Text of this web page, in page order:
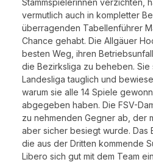
vermutlich auch in kompletter
überragenden Tabellenführer
Chance gehabt. Die Allgäuer
besten Weg, ihren
die Bezirksliga zu beheben. Sie
Landesliga tauglich und
warum sie alle 14 Spiele
abgegeben haben. Die FSV-
zu nehmenden Gegner ab, der
aber sicher besiegt wurde. Das
die aus der Dritten kommende
Libero sich gut mit dem Team